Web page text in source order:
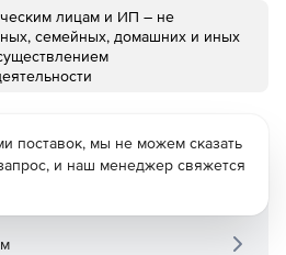
лицам и ИП – не
семейных, домашних и иных
поставок, мы не можем сказать
и наш менеджер свяжется